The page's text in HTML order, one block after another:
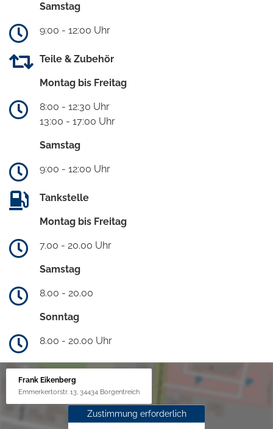
Samstag
9:00 - 12:00 Uhr
Teile & Zubehör
Montag bis Freitag
8:00 - 12:30 Uhr
13:00 - 17:00 Uhr
Samstag
9:00 - 12:00 Uhr
Tankstelle
Montag bis Freitag
7.00 - 20.00 Uhr
Samstag
8.00 - 20.00
Sonntag
8.00 - 20.00 Uhr
Frank Eikenberg
Emmerkertorstr. 13, 34434 Borgentreich
Zustimmung erforderlich